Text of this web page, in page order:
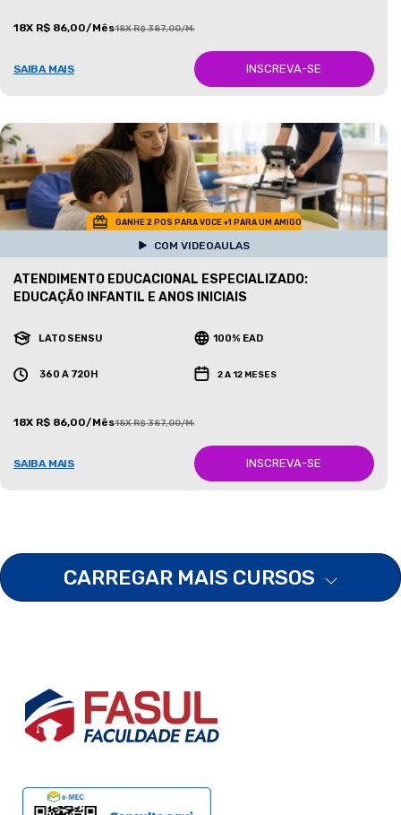
18X R$ 86,00/Mês18X R$ 387,00/Mês
SAIBA MAIS INSCREVA-SE
GANHE 2 POS PARA VOCE +1 PARA UM AMIGO
COM VIDEOAULAS
ATENDIMENTO EDUCACIONAL ESPECIALIZADO:
EDUCAÇÃO INFANTIL E ANOS INICIAIS
LATO SENSU 100% EAD
360 A 720H 2 A 12 MESES
18X R$ 86,00/Mês18X R$ 387,00/Mês
SAIBA MAIS INSCREVA-SE
CARREGAR MAIS CURSOS